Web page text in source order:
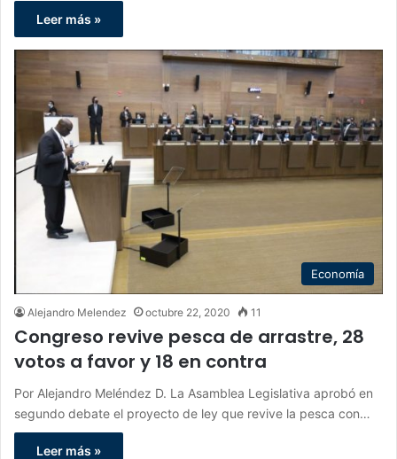
Leer más »
Economía
Alejandro Melendez octubre 22, 2020 11
Congreso revive pesca de arrastre, 28
votos a favor y 18 en contra
Por Alejandro Meléndez D. La Asamblea Legislativa aprobó en
segundo debate el proyecto de ley que revive la pesca con…
Leer más »